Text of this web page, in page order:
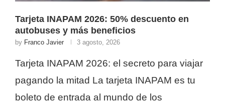
Tarjeta INAPAM 2026: 50% descuento en
autobuses y más beneficios
by Franco Javier 3 agosto, 2026
Tarjeta INAPAM 2026: el secreto para viajar
pagando la mitad La tarjeta INAPAM es tu
boleto de entrada al mundo de los